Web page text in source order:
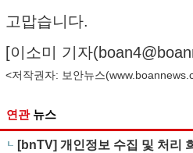
고맙습니다.
[이소미 기자(
<저작권자: 보안뉴스(
연관 뉴스
[bnTV] 개인정보 수집 및 처리